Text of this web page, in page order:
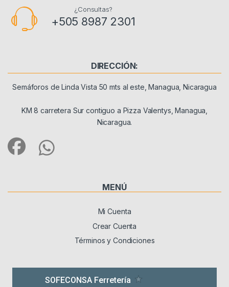
¿Consultas?
+505 8987 2301
DIRECCIÓN:
Semáforos de Linda Vista 50 mts al este, Managua, Nicaragua
KM 8 carretera Sur contiguo a Pizza Valentys, Managua,
Nicaragua.
MENÚ
Mi Cuenta
Crear Cuenta
Términos y Condiciones